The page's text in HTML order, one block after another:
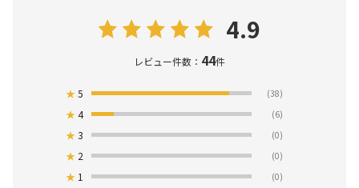
4.9
レビュー件数： 44件
★5 (38)
★4 (6)
★3 (0)
★ 2 (0)
★ 1 (0)